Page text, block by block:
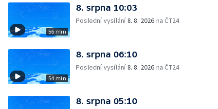
56 min
8. srpna 10:03
Poslední vysílání8. 8. 2026 na ČT24
54 min
8. srpna 06:10
Poslední vysílání8. 8. 2026 na ČT24
8. srpna 05:10